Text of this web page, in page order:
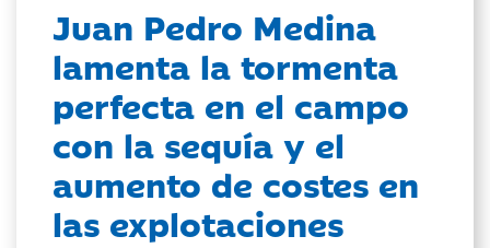
Juan Pedro Medina
lamenta la tormenta
perfecta en el campo
con la sequía y el
aumento de costes en
las explotaciones